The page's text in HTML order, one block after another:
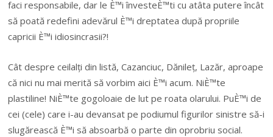
faci responsabile, dar le È™i învesteÈ™ti cu atâta putere încât
să poată redefini adevărul È™i dreptatea după propriile
capricii È™i idiosincrasii?!
Cât despre ceilalți din listă, Cazanciuc, Dănileț, Lazăr, aproape
că nici nu mai merită să vorbim aici È™i acum. NiÈ™te
plastiline! NiÈ™te gogoloaie de lut pe roata olarului. PuÈ™i de
cei (cele) care i-au devansat pe podiumul figurilor sinistre să-i
slugărească È™i să absoarbă o parte din oprobriu social.